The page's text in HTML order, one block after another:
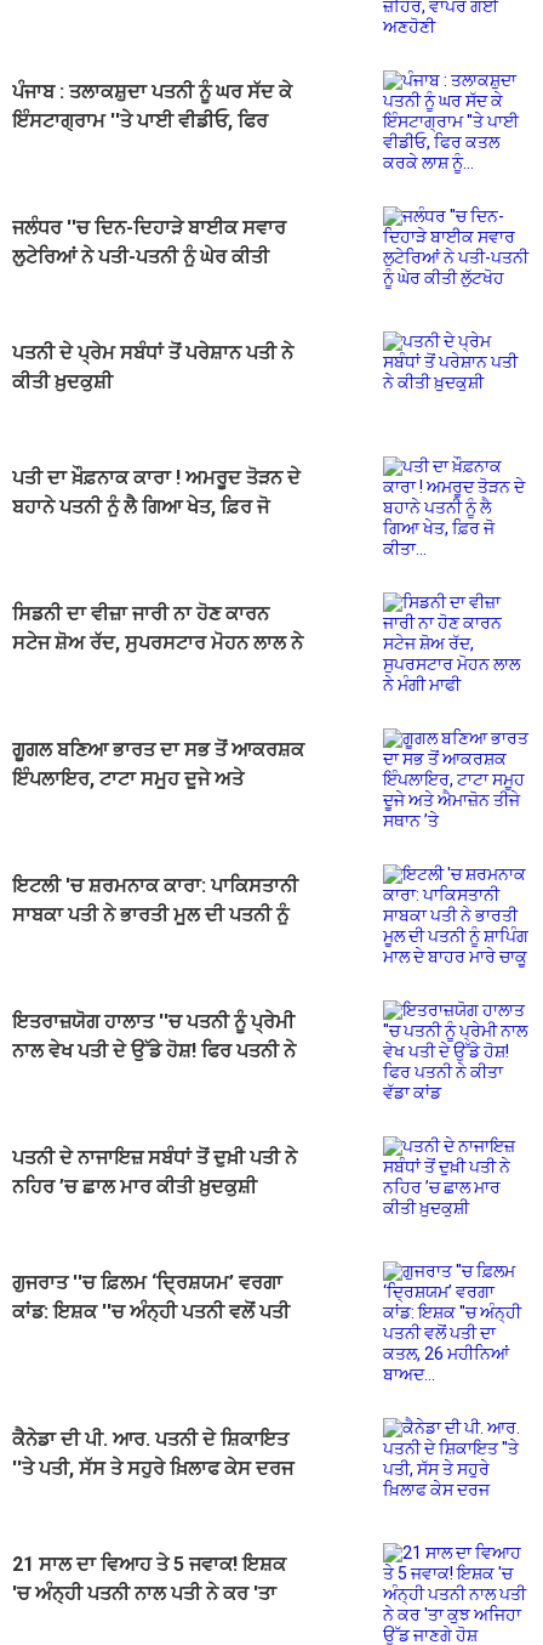
ਪੰਜਾਬ : ਤਲਾਕਸ਼ੁਦਾ ਪਤਨੀ ਨੂੰ ਘਰ ਸੱਦ ਕੇ
ਇੰਸਟਾਗ੍ਰਾਮ ''ਤੇ ਪਾਈ ਵੀਡੀਓ, ਫਿਰ
ਜਲੰਧਰ ''ਚ ਦਿਨ-ਦਿਹਾੜੇ ਬਾਈਕ ਸਵਾਰ
ਲੁਟੇਰਿਆਂ ਨੇ ਪਤੀ-ਪਤਨੀ ਨੂੰ ਘੇਰ ਕੀਤੀ
ਪਤਨੀ ਦੇ ਪ੍ਰੇਮ ਸਬੰਧਾਂ ਤੋਂ ਪਰੇਸ਼ਾਨ ਪਤੀ ਨੇ
ਕੀਤੀ ਖ਼ੁਦਕੁਸ਼ੀ
ਪਤੀ ਦਾ ਖ਼ੌਫ਼ਨਾਕ ਕਾਰਾ ! ਅਮਰੂਦ ਤੋੜਨ ਦੇ
ਬਹਾਨੇ ਪਤਨੀ ਨੂੰ ਲੈ ਗਿਆ ਖੇਤ, ਫ਼ਿਰ ਜੋ
ਸਿਡਨੀ ਦਾ ਵੀਜ਼ਾ ਜਾਰੀ ਨਾ ਹੋਣ ਕਾਰਨ
ਸਟੇਜ ਸ਼ੋਅ ਰੱਦ, ਸੁਪਰਸਟਾਰ ਮੋਹਨ ਲਾਲ ਨੇ
ਗੂਗਲ ਬਣਿਆ ਭਾਰਤ ਦਾ ਸਭ ਤੋਂ ਆਕਰਸ਼ਕ
ਇੰਪਲਾਇਰ, ਟਾਟਾ ਸਮੂਹ ਦੂਜੇ ਅਤੇ
ਇਟਲੀ 'ਚ ਸ਼ਰਮਨਾਕ ਕਾਰਾ: ਪਾਕਿਸਤਾਨੀ
ਸਾਬਕਾ ਪਤੀ ਨੇ ਭਾਰਤੀ ਮੂਲ ਦੀ ਪਤਨੀ ਨੂੰ
ਇਤਰਾਜ਼ਯੋਗ ਹਾਲਾਤ ''ਚ ਪਤਨੀ ਨੂੰ ਪ੍ਰੇਮੀ
ਨਾਲ ਵੇਖ ਪਤੀ ਦੇ ਉੱਡੇ ਹੋਸ਼! ਫਿਰ ਪਤਨੀ ਨੇ
ਪਤਨੀ ਦੇ ਨਾਜਾਇਜ਼ ਸਬੰਧਾਂ ਤੋਂ ਦੁਖ਼ੀ ਪਤੀ ਨੇ
ਨਹਿਰ ’ਚ ਛਾਲ ਮਾਰ ਕੀਤੀ ਖ਼ੁਦਕੁਸ਼ੀ
ਗੁਜਰਾਤ ''ਚ ਫ਼ਿਲਮ ‘ਦ੍ਰਿਸ਼ਯਮ’ ਵਰਗਾ
ਕਾਂਡ: ਇਸ਼ਕ ''ਚ ਅੰਨ੍ਹੀ ਪਤਨੀ ਵਲੋਂ ਪਤੀ
ਕੈਨੇਡਾ ਦੀ ਪੀ. ਆਰ. ਪਤਨੀ ਦੇ ਸ਼ਿਕਾਇਤ
''ਤੇ ਪਤੀ, ਸੱਸ ਤੇ ਸਹੁਰੇ ਖ਼ਿਲਾਫ ਕੇਸ ਦਰਜ
21 ਸਾਲ ਦਾ ਵਿਆਹ ਤੇ 5 ਜਵਾਕ! ਇਸ਼ਕ
'ਚ ਅੰਨ੍ਹੀ ਪਤਨੀ ਨਾਲ ਪਤੀ ਨੇ ਕਰ 'ਤਾ